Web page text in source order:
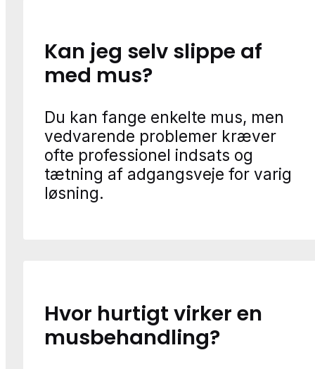
Kan jeg selv slippe af
med mus?
Du kan fange enkelte mus, men
vedvarende problemer kræver
ofte professionel indsats og
tætning af adgangsveje for varig
løsning.
Hvor hurtigt virker en
musbehandling?